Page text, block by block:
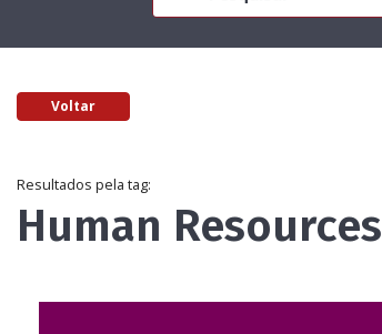
Voltar
Resultados pela tag:
Human Resources